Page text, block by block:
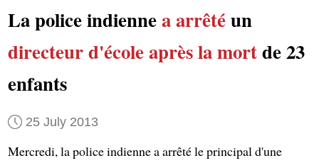
La police indiennea arrêtéun
directeur d'écoleaprès la mortde 23
enfants
25 July 2013
Mercredi, la police indienne a arrêté le principal d'une